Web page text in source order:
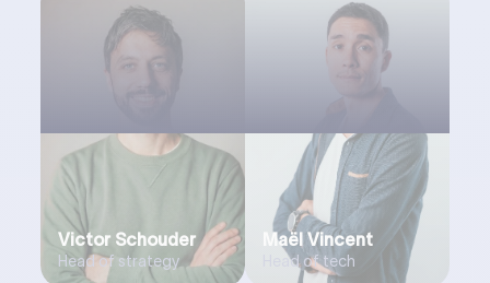
Victor Schouder
Head of strategy
Maël Vincent
Head of tech